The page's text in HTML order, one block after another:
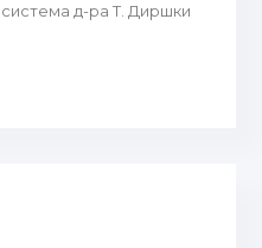
д-ра Т. Диршки